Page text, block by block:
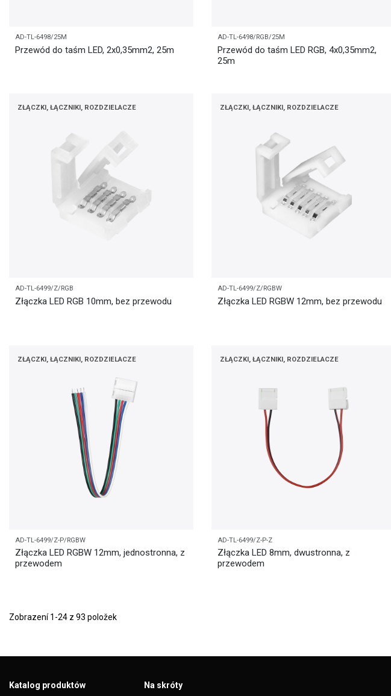
AD-TL-6498/25M
Przewód do taśm LED, 2x0,35mm2, 25m
AD-TL-6498/RGB/25M
Przewód do taśm LED RGB, 4x0,35mm2,
25m
ZŁĄCZKI, ŁĄCZNIKI, ROZDZIELACZE
AD-TL-6499/Z/RGB
Złączka LED RGB 10mm, bez przewodu
ZŁĄCZKI, ŁĄCZNIKI, ROZDZIELACZE
AD-TL-6499/Z/RGBW
Złączka LED RGBW 12mm, bez przewodu
ZŁĄCZKI, ŁĄCZNIKI, ROZDZIELACZE
AD-TL-6499/Z-P/RGBW
Złączka LED RGBW 12mm, jednostronna, z
przewodem
ZŁĄCZKI, ŁĄCZNIKI, ROZDZIELACZE
AD-TL-6499/Z-P-Z
Złączka LED 8mm, dwustronna, z
przewodem
Zobrazení 1-24 z 93 položek
Katalog produktów Na skróty